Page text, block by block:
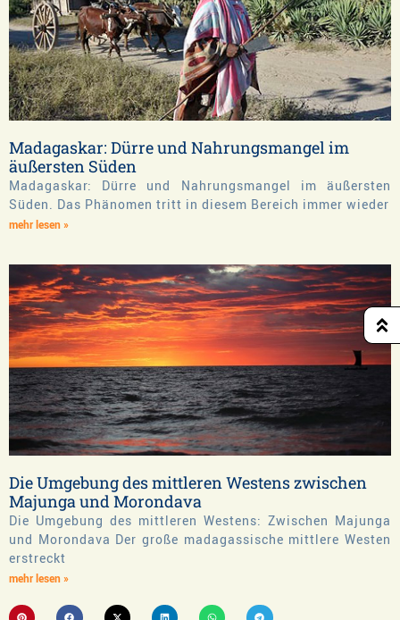
Madagaskar: Dürre und Nahrungsmangel im
äußersten Süden
Madagaskar: Dürre und Nahrungsmangel im äußersten
Süden. Das Phänomen tritt in diesem Bereich immer wieder
mehr lesen »
Die Umgebung des mittleren Westens zwischen
Majunga und Morondava
Die Umgebung des mittleren Westens: Zwischen Majunga
und Morondava Der große madagassische mittlere Westen
erstreckt
mehr lesen »